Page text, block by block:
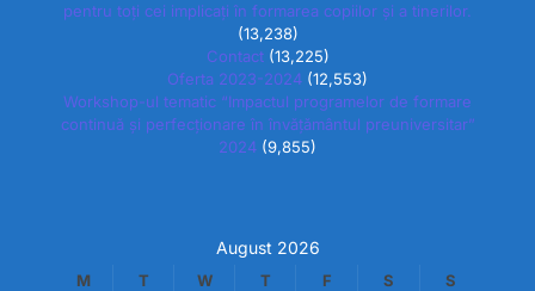
pentru toți cei implicați în formarea copiilor și a tinerilor.
(13,238)
Contact (13,225)
Oferta 2023-2024 (12,553)
Workshop-ul tematic “Impactul programelor de formare
continuă și perfecționare în învățământul preuniversitar”
2024 (9,855)
August 2026
M T W T F S
S